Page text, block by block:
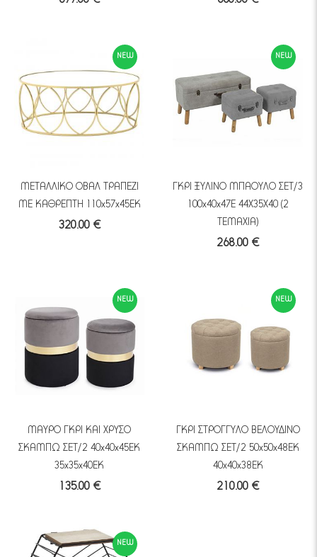
NEW
ΜΕΤΑΛΛΙΚΟ ΟΒΑΛ ΤΡΑΠΕΖΙ
ΜΕ ΚΑΘΡΕΠΤΗ 110x57x45EK
320.00 €
NEW
ΓΚΡΙ ΞΥΛΙΝΟ ΜΠΑΟΥΛΟ ΣΕΤ/3
100x40x47E 44Χ35Χ40 (2
ΤΕΜΑΧΙΑ)
268.00 €
NEW
ΜΑΥΡΟ ΓΚΡΙ KAI ΧΡΥΣΟ
ΣΚΑΜΠΩ ΣΕΤ/2 40x40x45EK
35x35x40EK
135.00 €
NEW
ΓΚΡΙ ΣΤΡΟΓΓΥΛΟ ΒΕΛΟΥΔΙΝΟ
ΣΚΑΜΠΩ ΣΕΤ/2 50x50x48EK
40x40x38EK
210.00 €
NEW